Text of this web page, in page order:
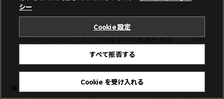
フジフイルム スクエアで開催中の写真展を見る
東京ミッドタウンから六本木交差点の方に戻ると、高速道路の
シー
Cookie 設定
すべて拒否する
Cookie を受け入れる